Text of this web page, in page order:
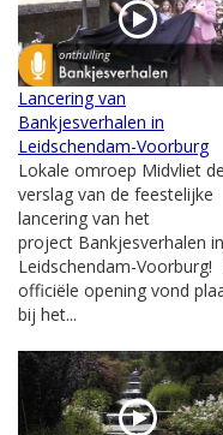
Lancering van
Bankjesverhalen in
Leidschendam-Voorburg
Lokale omroep Midvliet
verslag van de feestelijke
lancering van het
project Bankjesverhalen in
Leidschendam-Voorburg!
officiële opening vond
bij het...